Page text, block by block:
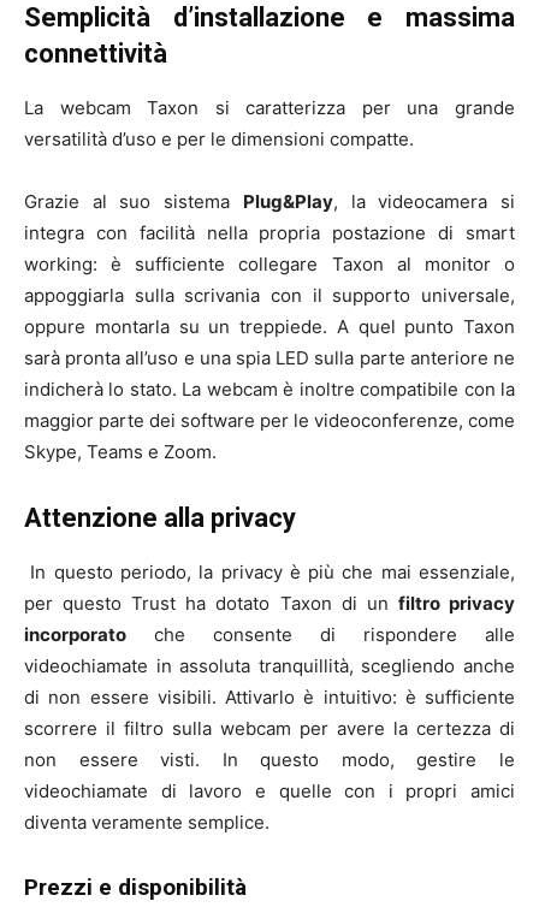
Semplicità d’installazione
e massima
connettività
La webcam Taxon si caratterizza per una grande
versatilità d’uso e per le dimensioni compatte.
Grazie al suo sistema Plug&Play, la videocamera si
integra con facilità nella propria postazione di smart
working: è sufficiente collegare Taxon al monitor o
appoggiarla sulla scrivania con il supporto universale,
oppure montarla su un treppiede. A quel punto Taxon
sarà pronta all’uso e una spia LED sulla parte anteriore ne
indicherà lo stato. La webcam è inoltre compatibile con la
maggior parte dei software per le videoconferenze, come
Skype, Teams e Zoom.
Attenzione alla privacy
In questo periodo, la privacy è più che mai essenziale,
per questo Trust ha dotato Taxon di un filtro privacy
incorporato che consente di rispondere alle
videochiamate in assoluta tranquillità, scegliendo anche
di non essere visibili. Attivarlo è intuitivo: è sufficiente
scorrere il filtro sulla webcam per avere la certezza di
non essere visti. In questo modo, gestire le
videochiamate di lavoro e quelle con i propri amici
diventa veramente semplice.
Prezzi e disponibilità